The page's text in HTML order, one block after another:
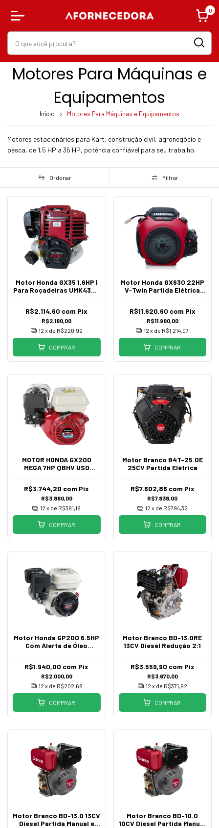
0
Motores Para Máquinas e
Equipamentos
Início Motores Para Máquinas e Equipamentos
Motores estacionários para Kart, construção civil, agronegócio e
pesca, de 1,5 HP a 35 HP, potência confiável para seu trabalho.
Ordenar Filtrar
Motor Honda GX35 1,6HP |
Para Roçadeiras UMK435 e
R$2.180,00
R$2.114,60 com Pix
12 x de R$220,92
COMPRAR
Motor Honda GX630 22HP
V-Twin Partida Elétrica
R$11.980,00
R$11.620,60 com Pix
12 x de R$1.214,07
COMPRAR
MOTOR HONDA GX200
MEGA 7HP QBHV USO
R$3.860,00
R$3.744,20 com Pix
12 x de R$391,18
COMPRAR
Motor Branco B4T-25.0E
25CV Partida Elétrica
R$7.838,00
R$7.602,86 com Pix
12 x de R$794,32
COMPRAR
Motor Honda GP200 6.5HP
Com Alerta de Óleo
R$2.000,00
R$1.940,00 com Pix
12 x de R$202,68
COMPRAR
Motor Branco BD-13.0RE
13CV Diesel Redução 2:1
R$3.670,00
R$3.559,90 com Pix
12 x de R$371,92
COMPRAR
Motor Branco BD-13.0 13CV
Diesel Partida Manual e
Motor Branco BD-10.0
10CV Diesel Partida Manual